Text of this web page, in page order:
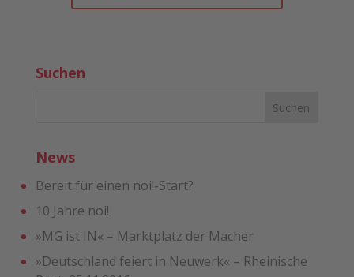
Suchen
News
Bereit für einen noi!-Start?
10 Jahre noi!
»MG ist IN« – Marktplatz der Macher
»Deutschland feiert in Neuwerk« – Rheinische